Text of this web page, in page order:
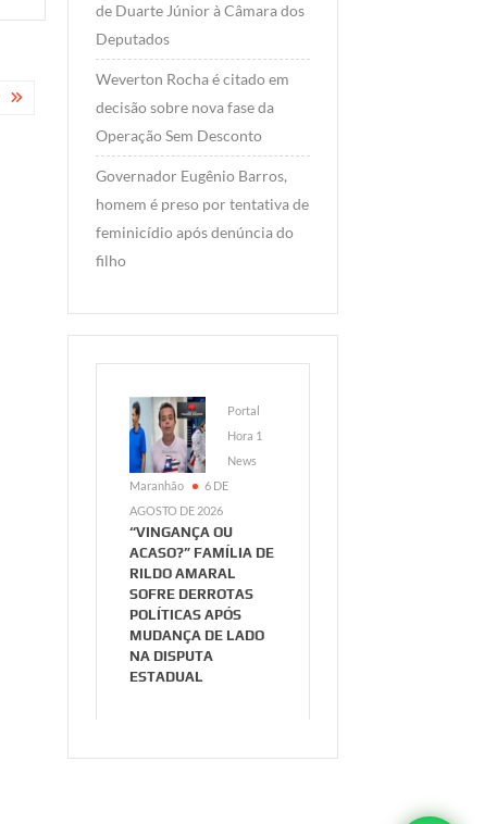
de Duarte Júnior à Câmara dos
Deputados
Weverton Rocha é citado em
decisão sobre nova fase da
Operação Sem Desconto
Governador Eugênio Barros,
homem é preso por tentativa de
feminicídio após denúncia do
filho
Portal
Hora 1
News
Maranhão
6 DE
AGOSTO DE 2026
“VINGANÇA OU
ACASO?” FAMÍLIA DE
RILDO AMARAL
SOFRE DERROTAS
POLÍTICAS APÓS
MUDANÇA DE LADO
NA DISPUTA
ESTADUAL